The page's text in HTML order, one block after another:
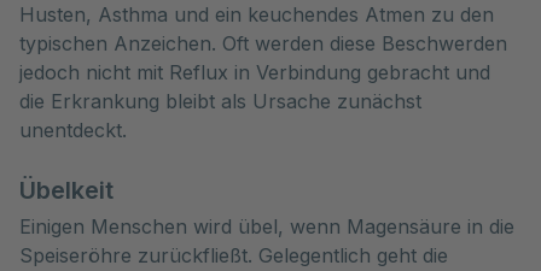
Husten, Asthma und ein keuchendes Atmen zu den
typischen Anzeichen. Oft werden diese Beschwerden
jedoch nicht mit Reflux in Verbindung gebracht und
die Erkrankung bleibt als Ursache zunächst
unentdeckt.
Übelkeit
Einigen Menschen wird übel, wenn Magensäure in die
Speiseröhre zurückfließt. Gelegentlich geht die